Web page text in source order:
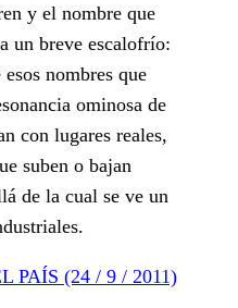
y el nombre que
un breve escalofrío:
nombres que
ominosa de
con lugares reales,
suben o bajan
de la cual se ve un
PAÍS (24 / 9 / 2011)